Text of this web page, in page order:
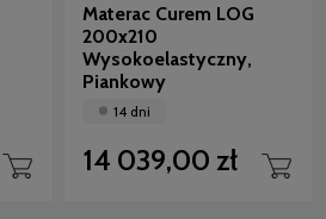
Materac Curem LOG
200x210
Wysokoelastyczny,
Piankowy
14 dni
14 039,00 zł